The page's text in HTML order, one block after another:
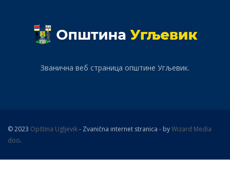
Званична веб страница општине Угљевик.
© 2023 Opština Ugljevik- Zvanična internet stranica - byWizard Media
doo.